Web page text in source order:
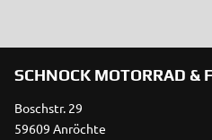
SCHNOCK MOTORRAD &
Boschstr. 29
59609 Anröchte